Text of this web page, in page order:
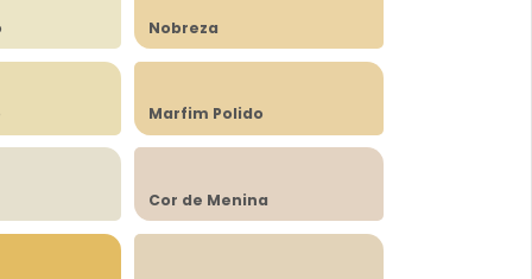
Nobreza
Marfim Polido
Cor de Menina